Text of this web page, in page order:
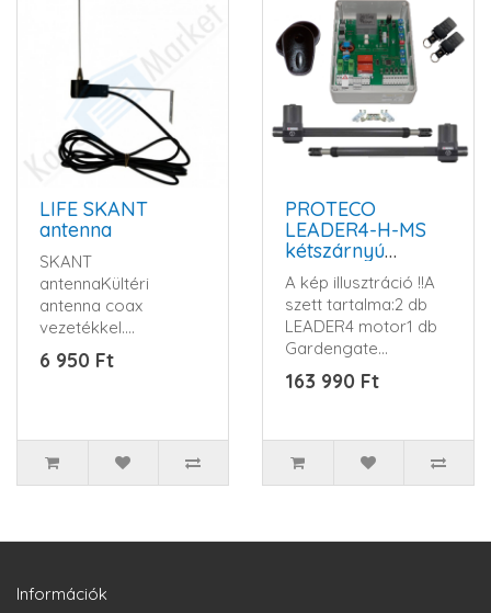
LIFE SKANT
antenna
SKANT
antennaKültéri
antenna coax
vezetékkel.
Rozsdamentes
rögzítőfüllel...
6 950 Ft
PROTECO
LEADER4-H-MS
kétszárnyú
kapunyitó
automatika szett
A kép illusztráció !!A
szett tartalma:2 db
LEADER4 motor1 db
Gardengate
TWIST230 vezérlés,
beépített..
163 990 Ft
Információk